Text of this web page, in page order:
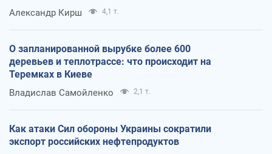
Александр Кирш 4,1 т.
О запланированной вырубке более 600
деревьев и теплотрассе: что происходит на
Теремках в Киеве
Владислав Самойленко 2,1 т.
Как атаки Сил обороны Украины сократили
экспорт российских нефтепродуктов